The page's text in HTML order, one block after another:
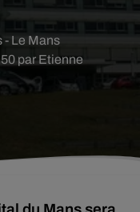
par Etienne
- Le Mans